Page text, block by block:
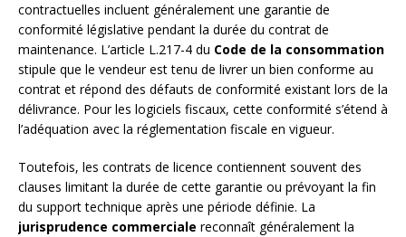
contractuelles incluent généralement une garantie de
conformité législative pendant la durée du contrat de
maintenance. L’article L.217-4 du Code de la consommation
stipule que le vendeur est tenu de livrer un bien conforme au
contrat et répond des défauts de conformité existant lors de la
délivrance. Pour les logiciels fiscaux, cette conformité s’étend à
l’adéquation avec la réglementation fiscale en vigueur.
Toutefois, les contrats de licence contiennent souvent des
clauses limitant la durée de cette garantie ou prévoyant la fin
du support technique après une période définie. La
jurisprudence commerciale reconnaît généralement la